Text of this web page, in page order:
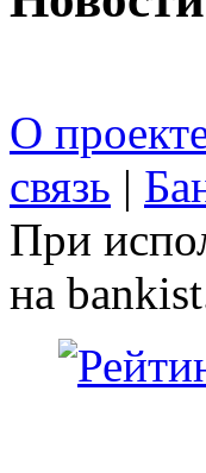
О
связь |
При
на